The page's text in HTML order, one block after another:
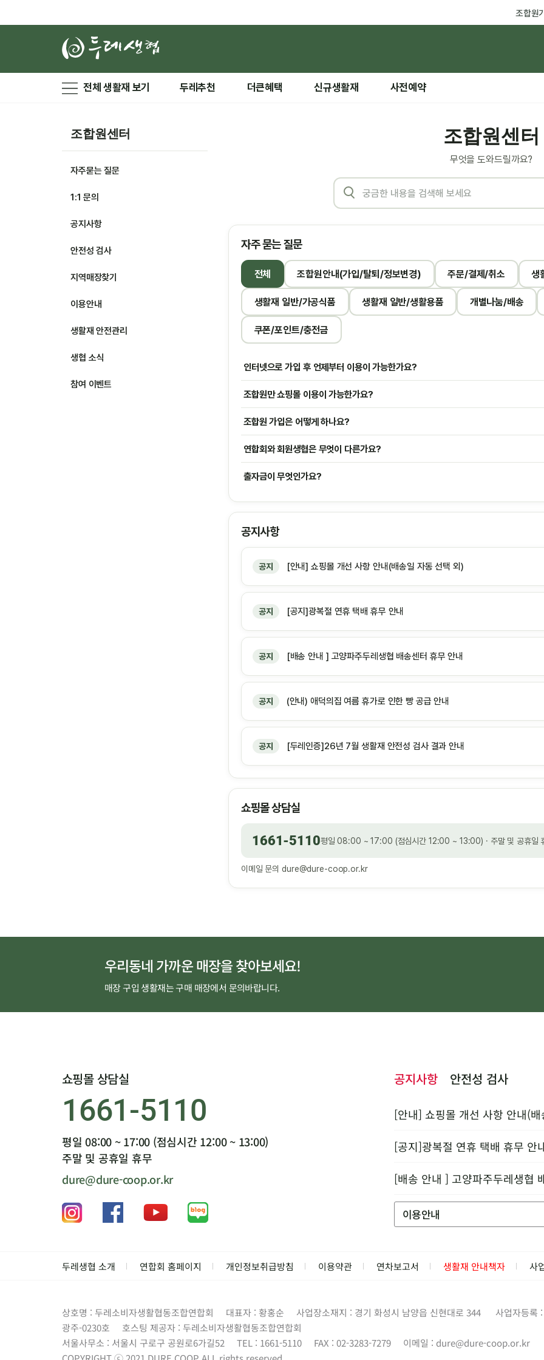
조합원
전체 생활재 보기 두레추천 더큰혜택 신규생활재 사전예약
조합원센터
자주묻는 질문
1:1 문의
공지사항
안전성 검사
지역매장찾기
이용안내
생활재 안전관리
생협 소식
참여 이벤트
조합원센터
무엇을 도와드릴까요?
자주 묻는 질문
전체 조합원안내(가입/탈퇴/정보변경) 주문/결제/취소 생
생활재 일반/가공식품 생활재 일반/생활용품 개별나눔/배송
쿠폰/포인트/충전금
인터넷으로 가입 후 언제부터 이용이 가능한가요?
조합원만 쇼핑몰 이용이 가능한가요?
조합원 가입은 어떻게 하나요?
연합회와 회원생협은 무엇이 다른가요?
출자금이 무엇인가요?
공지사항
공지 [안내] 쇼핑몰 개선 사항 안내(배송일 자동 선택 외)
공지 [공지]광복절 연휴 택배 휴무 안내
공지 [배송 안내 ] 고양파주두레생협 배송센터 휴무 안내
공지 (안내) 애덕의집 여름 휴가로 인한 빵 공급 안내
공지 [두레인증]26년 7월 생활재 안전성 검사 결과 안내
쇼핑몰 상담실
1661-5110평일 08:00 ~ 17:00 (점심시간 12:00 ~ 13:00) · 주말 및 공휴일
이메일 문의dure@dure-coop.or.kr
우리동네 가까운 매장을 찾아보세요!
매장 구입 생활재는 구매 매장에서 문의바랍니다.
쇼핑몰 상담실
1661-5110
평일 08:00 ~ 17:00 (점심시간 12:00 ~ 13:00)
주말 및 공휴일 휴무
dure@dure-coop.or.kr
공지사항 안전성 검사
[안내] 쇼핑몰 개선 사항 안내(
[공지]광복절 연휴 택배 휴무 안
[배송 안내 ] 고양파주두레생협
이용안내
두레생협 소개 연합회 홈페이지 개인정보취급방침 이용약관 연차보고서 생활재 안내책자 사
상호명 : 두레소비자생활협동조합연합회 대표자 : 황홍순 사업장소재지 : 경기 화성시 남양읍 신현대로 344
사업자등록
광주-0230호
호스팅 제공자 : 두레소비자생활협동조합연합회
서울사무소 : 서울시 구로구 공원로6가길52
TEL : 1661-5110 FAX : 02-3283-7279 이메일 : dure@dure-coop.or.kr